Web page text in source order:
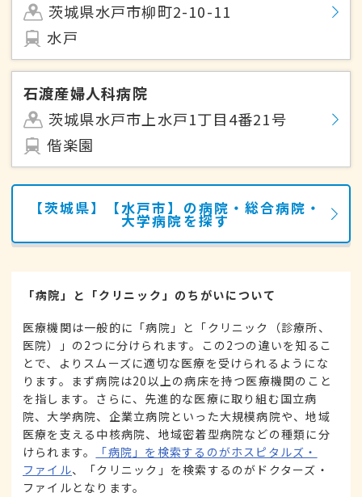
茨城県水戸市柳町2-10-11
水戸
石渡産婦人科病院
茨城県水戸市上水戸1丁目4番21号
偕楽園
【茨城県】【水戸市】の病院・総合病院・
大学病院を探す
「病院」と「クリニック」のちがいについて
医療機関は一般的に「病院」と「クリニック（診療所、
医院）」の2つに分けられます。この2つの違いを知るこ
とで、よりスムーズに適切な医療を受けられるようにな
ります。まず病院は20以上の病床を持つ医療機関のこと
を指します。さらに、先進的な医療に取り組む国立病
院、大学病院、企業立病院といった大規模病院や、地域
医療を支える中核病院、地域密着型病院などの種類に分
けられます。
「病院」を検索するのがホスピタルズ・
ファイル、「クリニック」を検索するのがドクターズ・
ファイルとなります。